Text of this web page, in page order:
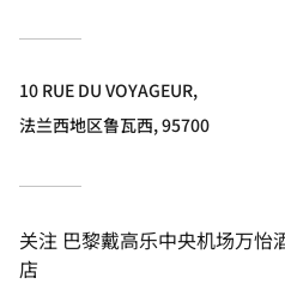
10 RUE DU VOYAGEUR,
法兰西地区鲁瓦西, 95700
关注 巴黎戴高乐中央机场万怡
店